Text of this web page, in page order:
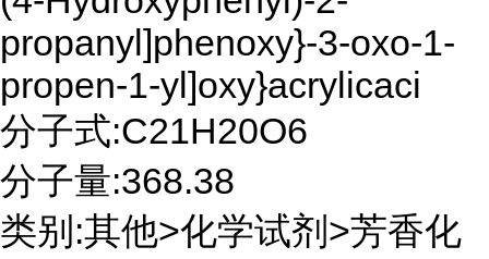
propanyl]phenoxy}-3-oxo-1-
propen-1-yl]oxy}acrylicaci
分子式:C21H20O6
分子量:368.38
类别:其他>化学试剂>芳香化